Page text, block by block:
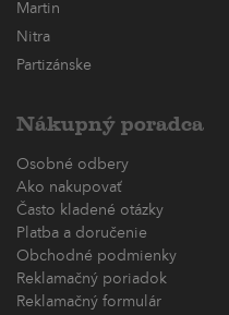
Martin
Nitra
Partizánske
Nákupný poradca
Osobné odbery
Ako nakupovať
Často kladené otázky
Platba a doručenie
Obchodné podmienky
Reklamačný poriadok
Reklamačný formulár